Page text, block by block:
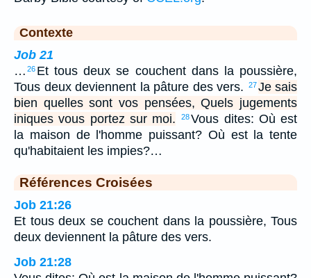
Contexte
Job 21
… 26 Et tous deux se couchent dans la poussière,
Tous deux deviennent la pâture des vers.
27 Je sais
bien quelles sont vos pensées, Quels jugements
iniques vous portez sur moi.
28Vous dites: Où est
la maison de l'homme puissant? Où est la tente
qu'habitaient les impies?…
Références Croisées
Job 21:26
Et tous deux se couchent dans la poussière, Tous
deux deviennent la pâture des vers.
Job 21:28